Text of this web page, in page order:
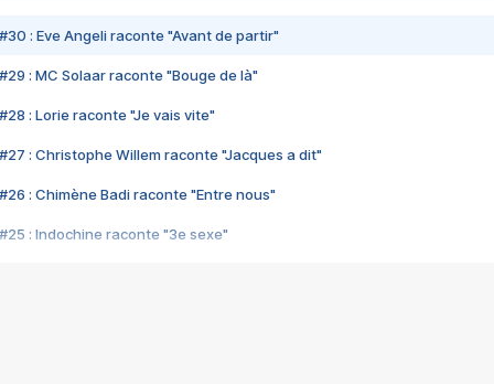
#30 : Eve Angeli raconte "Avant de partir"
#29 : MC Solaar raconte "Bouge de là"
#28 : Lorie raconte "Je vais vite"
#27 : Christophe Willem raconte "Jacques a dit"
#26 : Chimène Badi raconte "Entre nous"
#25 : Indochine raconte "3e sexe"